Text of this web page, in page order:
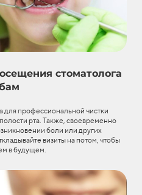
стоматолога
для профессиональной чистки
рта. Также, своевременно
боли или других
визиты на потом, чтобы
в будущем.